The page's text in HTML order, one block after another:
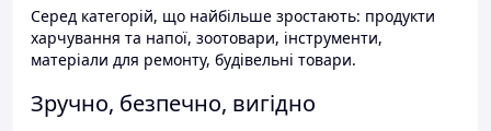
Серед категорій, що найбільше зростають: продукти
харчування та напої, зоотовари, інструменти,
матеріали для ремонту, будівельні товари.
Зручно, безпечно, вигідно